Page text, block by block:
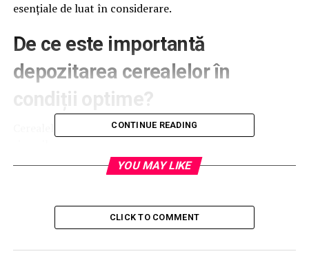
esențiale de luat în considerare.
De ce este importantă
depozitarea cerealelor în
condiții optime?
Cerealele sunt produse agricole sensibile, expuse
Deteriorarea din cauza condițiilor meteorologice
extreme).
rozătoare, mucegaiuri).
CONTINUE READING
YOU MAY LIKE
CLICK TO COMMENT